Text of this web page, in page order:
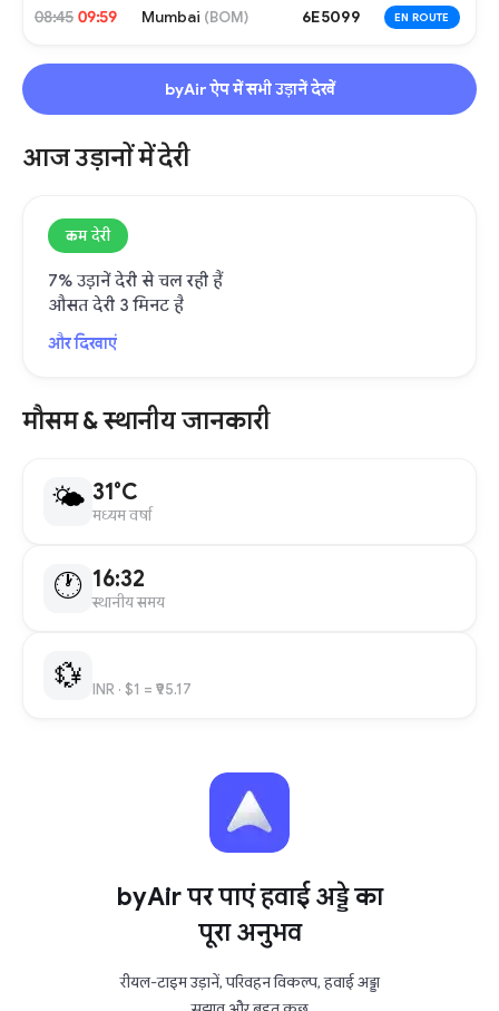
08:45 09:59 Mumbai (BOM) 6E5099 EN ROUTE
byAir ऐप में सभी उड़ानें देखें
आज उड़ानों में देरी
कम देरी
7% उड़ानें देरी से चल रही हैं
औसत देरी 3 मिनट है
और दिखाएं
मौसम & स्थानीय जानकारी
🌤 31°C
मध्यम वर्षा
🕐 16:32
स्थानीय समय
💱 INR · $1 = ₹95.17
byAir पर पाएं हवाई अड्डे का
पूरा अनुभव
रीयल-टाइम उड़ानें, परिवहन विकल्प, हवाई अड्डा